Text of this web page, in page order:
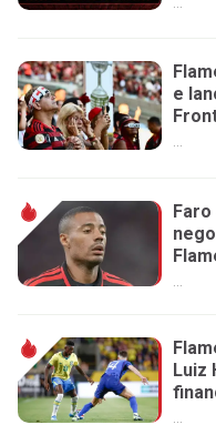
...
e
...
Luiz
...